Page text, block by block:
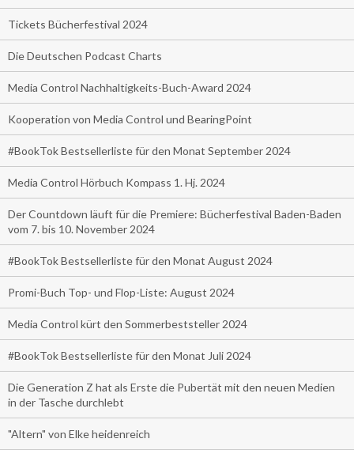
Tickets Bücherfestival 2024
Die Deutschen Podcast Charts
Media Control Nachhaltigkeits-Buch-Award 2024
Kooperation von Media Control und BearingPoint
#BookTok Bestsellerliste für den Monat September 2024
Media Control Hörbuch Kompass 1. Hj. 2024
Der Countdown läuft für die Premiere: Bücherfestival Baden-Baden
vom 7. bis 10. November 2024
#BookTok Bestsellerliste für den Monat August 2024
Promi-Buch Top- und Flop-Liste: August 2024
Media Control kürt den Sommerbeststeller 2024
#BookTok Bestsellerliste für den Monat Juli 2024
Die Generation Z hat als Erste die Pubertät mit den neuen Medien
in der Tasche durchlebt
"Altern" von Elke heidenreich